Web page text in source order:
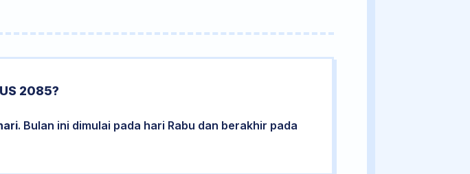
2085?
. Bulan ini dimulai pada hari Rabu dan berakhir pada